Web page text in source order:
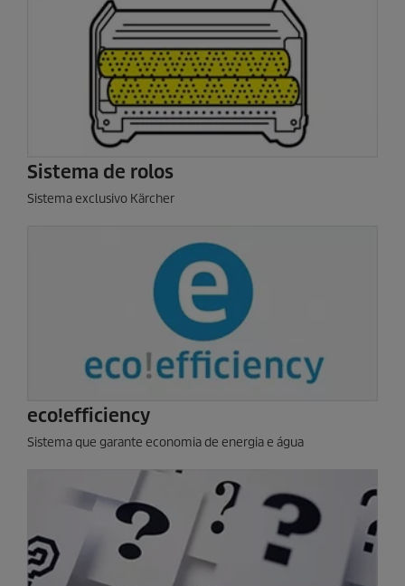
Sistema de rolos
Sistema exclusivo Kärcher
eco!efficiency
Sistema que garante economia de energia e água